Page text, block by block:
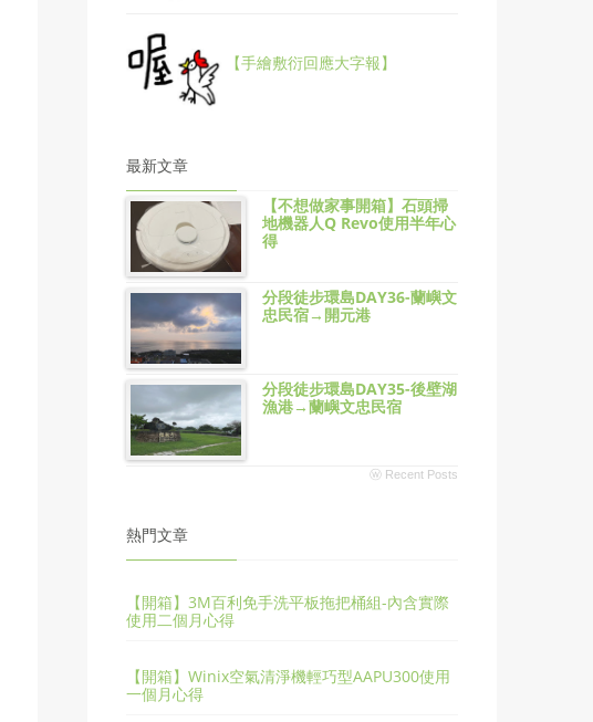
【手繪敷衍回應大字報】
最新文章
【不想做家事開箱】石頭掃
地機器人Q Revo使用半年心
得
分段徒步環島DAY36-蘭嶼文
忠民宿→開元港
分段徒步環島DAY35-後壁湖
漁港→蘭嶼文忠民宿
ⓦ Recent Posts
熱門文章
【開箱】3M百利免手洗平板拖把桶組-內含實際
使用二個月心得
【開箱】Winix空氣清淨機輕巧型AAPU300使用
一個月心得